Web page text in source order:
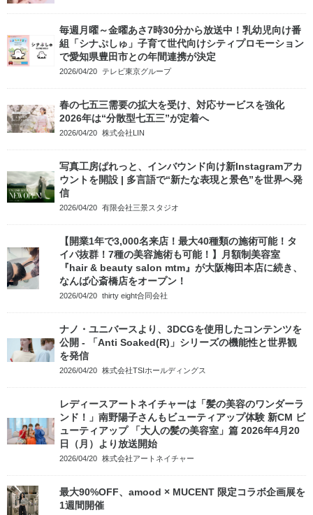
毎週月曜～金曜あさ7時30分から放送中！乳幼児向け番
組「シナぷしゅ」子育て世代向けシティプロモーション
で愛知県豊田市との年間連携が決定
2026/04/20 テレビ東京グループ
春の七五三需要の拡大を受け、対応サービスを強化
2026年は“分散型七五三”が定着へ
2026/04/20 株式会社LIN
写真工房ぱれっと、インバウンド向け新Instagramアカ
ウントを開設 | 多言語で“新たな表現と景色”を世界へ発
信
2026/04/20 有限会社三景スタジオ
【開業1年で3,000名来店！最大40種類の施術可能！タ
イパ抜群！7種の美容施術も可能！】月額制美容室
『hair & beauty salon mtm』が大阪梅田本店に続き、
なんば心斎橋店をオープン！
2026/04/20 thirty eight合同会社
ナノ・ユニバースより、3DCGを使用したコンテンツを
公開 - 「Anti Soaked(R)」シリーズの機能性と世界観
を発信
2026/04/20 株式会社TSIホールディングス
レディースアートネイチャーは「髪の美容のワンダーラ
ンド！」南野陽子さんもビューティアップ体験 新CM ビ
ューティアップ 「大人の髪の美容室」篇 2026年4月20
日（月）より放送開始
2026/04/20 株式会社アートネイチャー
最大90%OFF、amood × MUCENT 限定コラボ企画展を
1週間開催